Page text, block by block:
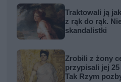
Traktowali ją
z rąk do rąk.
skandalistki
Zrobili z żony
przypisali jej
Tak Rzym